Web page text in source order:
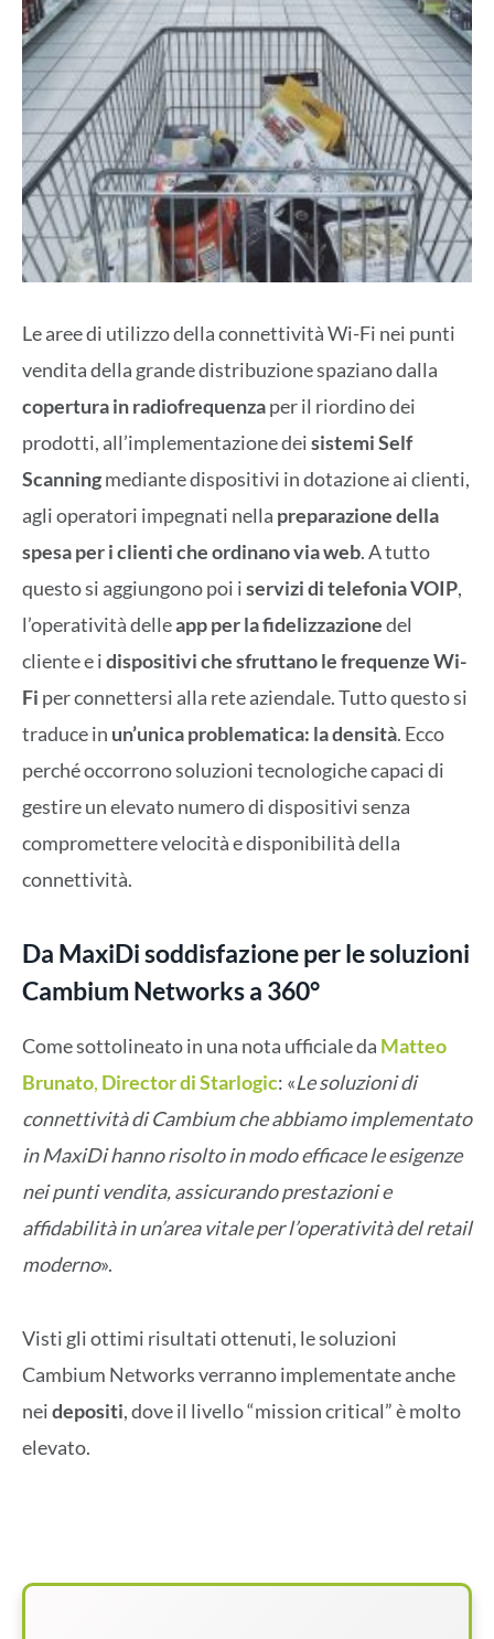
Le aree di utilizzo della connettività Wi-Fi nei punti
vendita della grande distribuzione spaziano dalla
copertura in radiofrequenzaper il riordino dei
prodotti, all’implementazione deisistemi Self
Scanningmediante dispositivi in dotazione ai clienti,
agli operatori impegnati nella preparazione della
spesa per i clienti che ordinano via web. A tutto
questo si aggiungono poi iservizi di telefonia VOIP,
l’operatività delleappper la fidelizzazionedel
cliente e idispositivi che sfruttano le frequenze Wi-
Fi per connettersi alla rete aziendale. Tutto questo si
traduce in un’unica problematica: ladensità. Ecco
perché occorrono soluzioni tecnologiche capaci di
gestire un elevato numero di dispositivi senza
compromettere velocità e disponibilità della
connettività.
Da MaxiDi soddisfazione per le soluzioni
Cambium Networks a 360°
Come sottolineato in una nota ufficiale da Matteo
Brunato, Director di Starlogic: «Le soluzioni di
connettività di Cambium che abbiamo implementato
in MaxiDi hanno risolto in modo efficace le esigenze
nei punti vendita, assicurando prestazioni e
affidabilità in un’area vitale per l’operatività del retail
moderno».
Visti gli ottimi risultati ottenuti, le soluzioni
Cambium Networks verranno implementate anche
neidepositi, dove il livello “mission critical” è molto
elevato.